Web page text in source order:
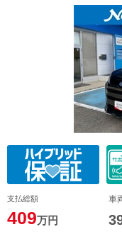
支払総額
409万円
車